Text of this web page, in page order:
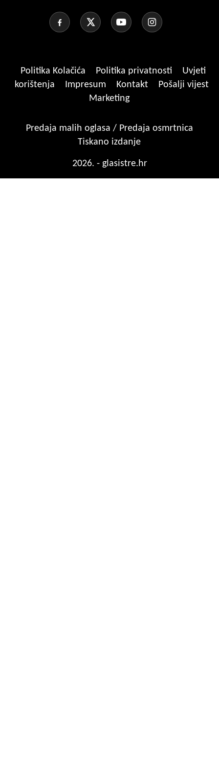
Politika Kolačića Politika privatnosti
Uvjeti
korištenja
Impresum Kontakt
Pošalji vijest
Marketing
Predaja malih oglasa / Predaja osmrtnica
Tiskano izdanje
2026. - glasistre.hr